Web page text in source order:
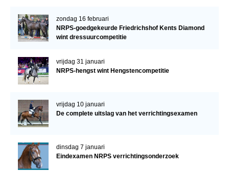
zondag 16 februari
NRPS-goedgekeurde Friedrichshof Kents Diamond
wint dressuurcompetitie
vrijdag 31 januari
NRPS-hengst wint Hengstencompetitie
vrijdag 10 januari
De complete uitslag van het verrichtingsexamen
dinsdag 7 januari
Eindexamen NRPS verrichtingsonderzoek